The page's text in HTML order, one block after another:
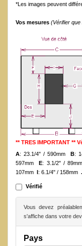
*Les images peuvent
Vos mesures (Vérifier
** TRES IMPORTANT **
A: 23.1/4" / 590mmB:
597mmE: 3.1/2" /
107mm I: 6.1/4" / 158mm
Vérifié
Vous devez
s'affiche dans votre
Pays